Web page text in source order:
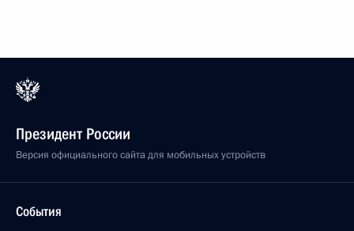
Президент России
Версия официального сайта для мобильных устройств
События